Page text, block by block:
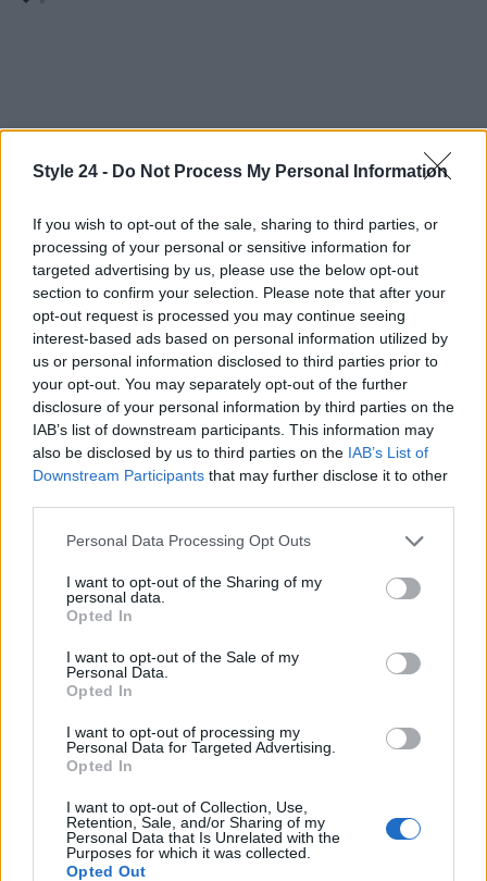
Style 24 - Do Not Process My Personal Information
If you wish to opt-out of the sale, sharing to third parties, or
processing of your personal or sensitive information for
targeted advertising by us, please use the below opt-out
section to confirm your selection. Please note that after your
opt-out request is processed you may continue seeing
interest-based ads based on personal information utilized by
us or personal information disclosed to third parties prior to
your opt-out. You may separately opt-out of the further
disclosure of your personal information by third parties on the
IAB’s list of downstream participants. This information may
also be disclosed by us to third parties on the IAB’s List of
Downstream Participants that may further disclose it to other
Please note that this website/app uses one or more Google
not limited to your visit or usage behaviour. You may click to
grant or deny consent to Google and its third-party tags to
use your data for below specified purposes in below Google
consent section.
Personal Data Processing Opt Outs
I want to opt-out of the Sharing of my
personal data.
Opted In
I want to opt-out of the Sale of my
Personal Data.
Opted In
I want to opt-out of processing my
Personal Data for Targeted Advertising.
Opted In
I want to opt-out of Collection, Use,
Retention, Sale, and/or Sharing of my
Personal Data that Is Unrelated with the
Purposes for which it was collected.
Opted Out
AUTORE
Staff